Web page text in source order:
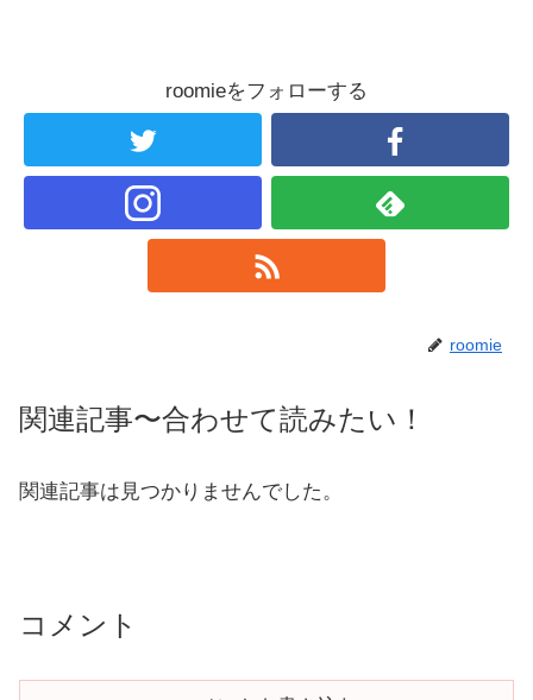
roomieをフォローする
roomie
関連記事〜合わせて読みたい！
関連記事は見つかりませんでした。
コメント